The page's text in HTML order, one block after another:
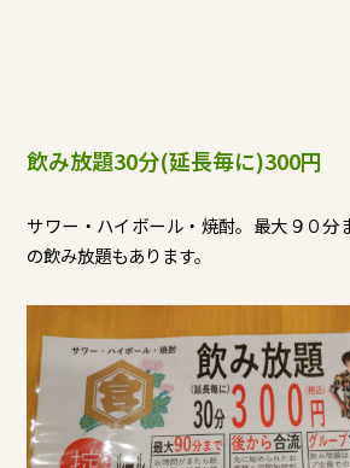
飲み放題30分(延長毎に)300円
サワー・ハイボール・焼酎。最大９０分
の飲み放題もあります。